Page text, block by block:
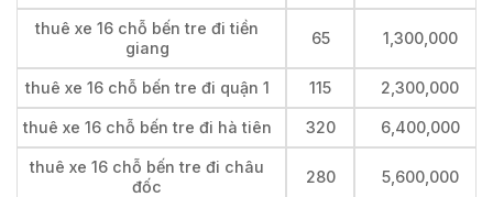
thuê xe 16 chỗ bến tre đi tiền
giang
65 1,300,000
thuê xe 16 chỗ bến tre đi quận 1 115 2,300,000
thuê xe 16 chỗ bến tre đi hà tiên 320 6,400,000
thuê xe 16 chỗ bến tre đi châu
đốc
280 5,600,000